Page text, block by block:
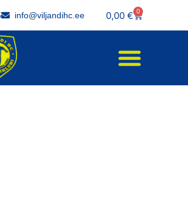
info@viljandihc.ee 0,00 € 0